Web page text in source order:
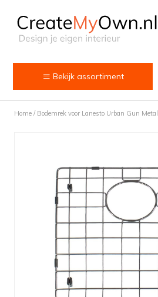
Bekijk assortiment
Spoelbakken
Zeepdispensers
Voedselrestenvermalers
Afvalemmers
Verlichting
Onderdelen
Home/ Bodemrek voor Lanesto Urban Gun